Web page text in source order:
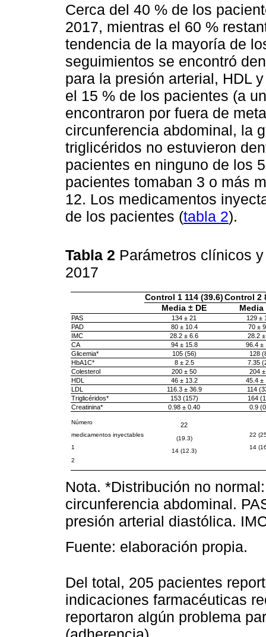
Cerca del 40 % de los
2017, mientras el 60 %
tendencia de la mayoría de
seguimientos se encontró
para la presión arterial, HDL
el 15 % de los pacientes (a
encontraron por fuera de
circunferencia abdominal, la
triglicéridos no estuvieron
pacientes en ninguno de los
pacientes tomaban 3 o más
12. Los medicamentos
de los pacientes (tabla 2).
Tabla 2 Parámetros clínicos
2017
Control 1 114 (39.6) Control 2
Media ± DE
Media
PAS 134 ± 21
129 ±
PAD
80 ± 10.4
70 ±
IMC
28.2 ± 6.6
28.2
CA
94 ± 15.8
96.4 ±
Glicemia*
105 (56)
128
HbA1C*
8 ± 2.5
7.35
Colesterol
200 ± 50
204
HDL
46 ± 13.2
45.4 ±
LDL
116.3 ± 36.9
114
Triglicéridos*
153 (157)
164
Creatinina*
0.98 ± 0.40 0.9
Número
medicamentos inyectables
1
2
22
(19.3)
14 (12.3)
22
14
Nota. *Distribución no
circunferencia abdominal.
presión arterial diastólica.
Fuente: elaboración propia.
Del total, 205 pacientes
indicaciones farmacéuticas
reportaron algún problema